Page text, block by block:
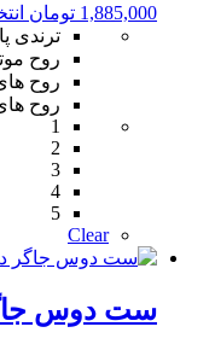
1,885,000 تومان
ترندی
روح
روح
روح
1
2
3
4
5
Clear
ست دوس جاگر